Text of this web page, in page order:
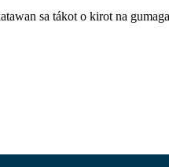
sa tákot o kirot na